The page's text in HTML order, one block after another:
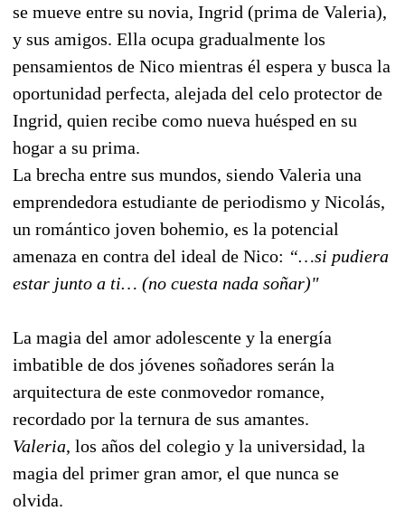
se mueve entre su novia, Ingrid (prima de Valeria),
y sus amigos. Ella ocupa gradualmente los
pensamientos de Nico mientras él espera y busca la
oportunidad perfecta, alejada del celo protector de
Ingrid, quien recibe como nueva huésped en su
hogar a su prima.
La brecha entre sus mundos, siendo Valeria una
emprendedora estudiante de periodismo y Nicolás,
un romántico joven bohemio, es la potencial
amenaza en contra del ideal de Nico: “…si pudiera
estar junto a ti… (no cuesta nada soñar)"
La magia del amor adolescente y la energía
imbatible de dos jóvenes soñadores serán la
arquitectura de este conmovedor romance,
recordado por la ternura de sus amantes.
Valeria, los años del colegio y la universidad, la
magia del primer gran amor, el que nunca se
olvida.